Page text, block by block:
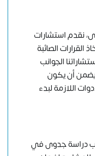
نقدم استشارات
الصائبة
الجوانب
يضمن أن يكون
اللازمة لبدء
دراسة جدوى في